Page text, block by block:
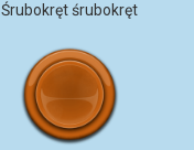
Śrubokręt śrubokręt